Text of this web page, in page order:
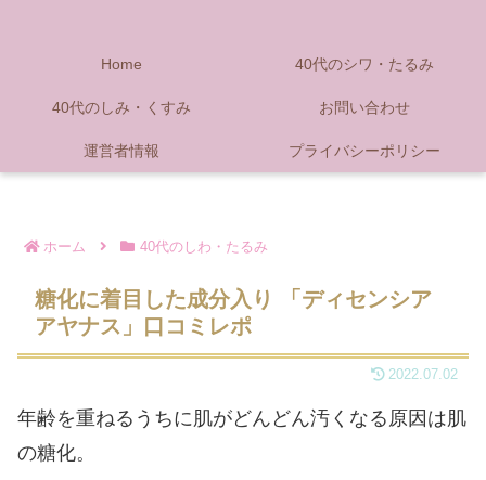
Home 40代のシワ・たるみ
40代のしみ・くすみ お問い合わせ
運営者情報 プライバシーポリシー
ホーム 40代のしわ・たるみ
糖化に着目した成分入り 「ディセンシア
アヤナス」口コミレポ
2022.07.02
年齢を重ねるうちに肌がどんどん汚くなる原因は肌
の糖化。